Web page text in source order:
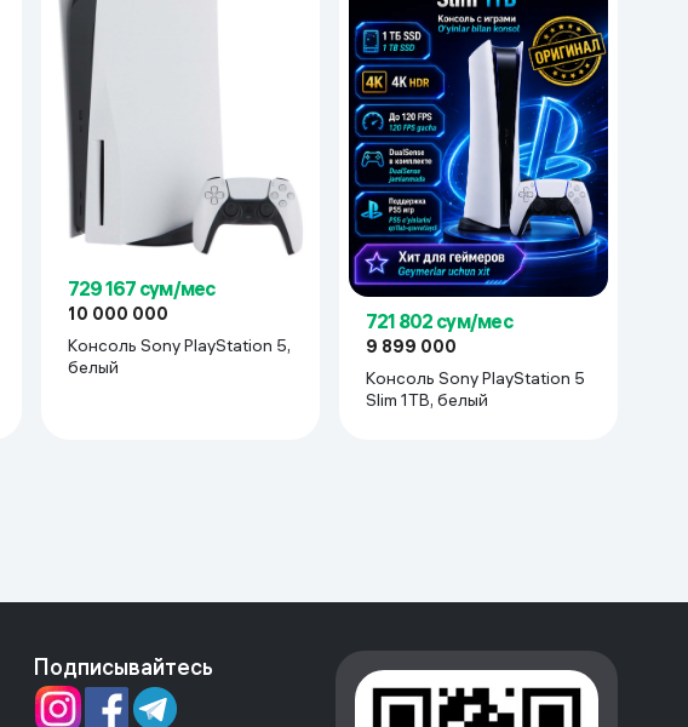
729 167 сум/мес
10 000 000
Консоль Sony PlayStation 5,
белый
721 802 сум/мес
9 899 000
Консоль Sony PlayStation 5
Slim 1TB, белый
Подписывайтесь